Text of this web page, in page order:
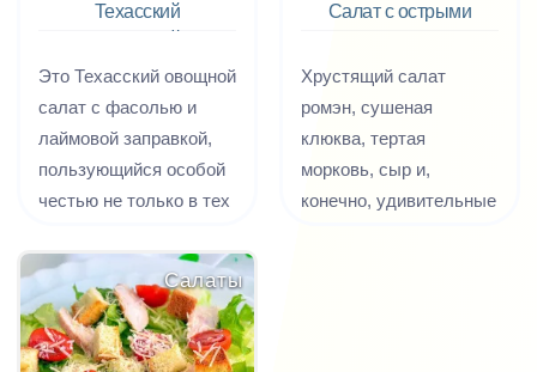
Техасский
авокадо
Это Техасский овощной
салат с фасолью и
лаймовой заправкой,
пользующийся особой
честью не только в тех
готовится, не нужно
ничего варить или
жарить, быстро и с
удовольствием
Салат с острыми
наггетсами
Хрустящий салат
ромэн, сушеная
клюква, тертая
морковь, сыр и,
конечно, удивительные
Салаты